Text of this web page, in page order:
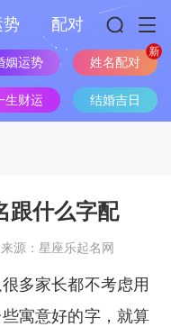
势 配对
姻运势 姓名配对
生财运 结婚吉日
跟什么字配
来源：星座乐起名网
多家长都不考虑用
寓意好的字，就算